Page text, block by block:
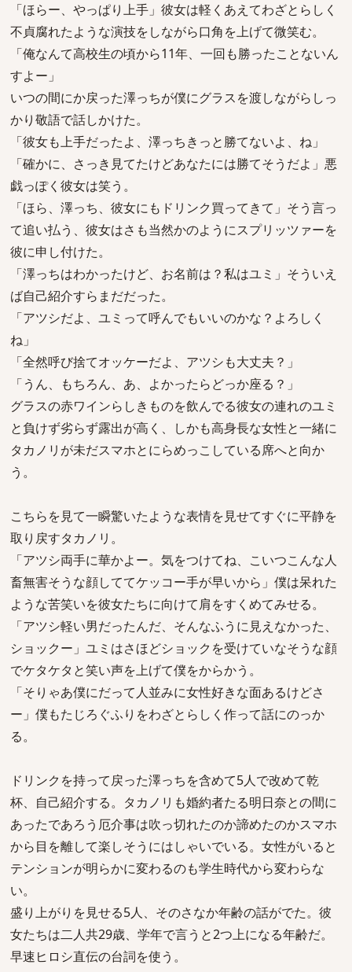
「ほらー、やっぱり上手」彼女は軽くあえてわざとらしく
不貞腐れたような演技をしながら口角を上げて微笑む。
「俺なんて高校生の頃から11年、一回も勝ったことないん
すよー」
いつの間にか戻った澤っちが僕にグラスを渡しながらしっ
かり敬語で話しかけた。
「彼女も上手だったよ、澤っちきっと勝てないよ、ね」
「確かに、さっき見てたけどあなたには勝てそうだよ」悪
戯っぽく彼女は笑う。
「ほら、澤っち、彼女にもドリンク買ってきて」そう言っ
て追い払う、彼女はさも当然かのようにスプリッツァーを
彼に申し付けた。
「澤っちはわかったけど、お名前は？私はユミ」そういえ
ば自己紹介すらまだだった。
「アツシだよ、ユミって呼んでもいいのかな？よろしく
ね」
「全然呼び捨てオッケーだよ、アツシも大丈夫？」
「うん、もちろん、あ、よかったらどっか座る？」
グラスの赤ワインらしきものを飲んでる彼女の連れのユミ
と負けず劣らず露出が高く、しかも高身長な女性と一緒に
タカノリが未だスマホとにらめっこしている席へと向か
う。
こちらを見て一瞬驚いたような表情を見せてすぐに平静を
取り戻すタカノリ。
「アツシ両手に華かよー。気をつけてね、こいつこんな人
畜無害そうな顔しててケッコー手が早いから」僕は呆れた
ような苦笑いを彼女たちに向けて肩をすくめてみせる。
「アツシ軽い男だったんだ、そんなふうに見えなかった、
ショックー」ユミはさほどショックを受けていなそうな顔
でケタケタと笑い声を上げて僕をからかう。
「そりゃあ僕にだって人並みに女性好きな面あるけどさ
ー」僕もたじろぐふりをわざとらしく作って話にのっか
る。
ドリンクを持って戻った澤っちを含めて5人で改めて乾
杯、自己紹介する。タカノリも婚約者たる明日奈との間に
あったであろう厄介事は吹っ切れたのか諦めたのかスマホ
から目を離して楽しそうにはしゃいでいる。女性がいると
テンションが明らかに変わるのも学生時代から変わらな
い。
盛り上がりを見せる5人、そのさなか年齢の話がでた。彼
女たちは二人共29歳、学年で言うと2つ上になる年齢だ。
早速ヒロシ直伝の台詞を使う。